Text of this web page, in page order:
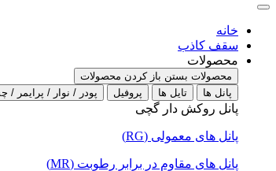
خانه
سقف کاذب
محصولات
محصولات بستن باز کردن محصولات
پانل ها
تایل ها پروفیل پودر / نوار / پرایمر
پانل روکش دار گچی
پانل های معمولی (RG)
پانل های مقاوم در برابر رطوبت (MR)